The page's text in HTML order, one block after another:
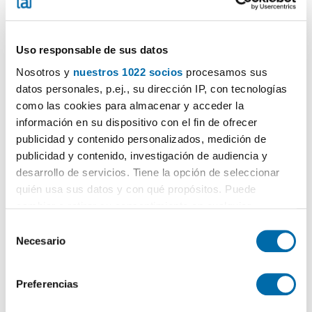
Uso responsable de sus datos
Nosotros y nuestros 1022 socios procesamos sus
datos personales, p.ej., su dirección IP, con tecnologías
como las cookies para almacenar y acceder la
información en su dispositivo con el fin de ofrecer
publicidad y contenido personalizados, medición de
publicidad y contenido, investigación de audiencia y
desarrollo de servicios. Tiene la opción de seleccionar
quién usa sus datos y con qué propósitos. Puede
el Menú de consentimiento.
Recopilar información sobre su ubicación geográfica
Necesario
Preferencias
1.350€
145m 4 Zi. 2 Badezimmer
Casco Histórico, Santiago de Compostela
Anrufen
Kontaktieren